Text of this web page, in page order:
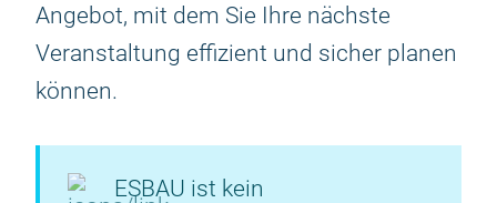
Angebot, mit dem Sie Ihre nächste
Veranstaltung effizient und sicher planen
können.
ESBAU ist kein